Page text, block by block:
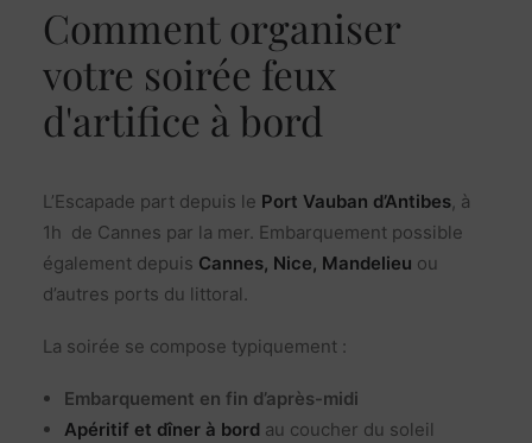
Comment organiser
votre soirée feux
d'artifice à bord
L’Escapade part depuis le Port Vauban d’Antibes, à
1h de Cannes par la mer. Embarquement possible
également depuis Cannes, Nice, Mandelieu ou
d’autres ports du littoral.
La soirée se compose typiquement :
Embarquement en fin d’après-midi
Apéritif et dîner à bord au coucher du soleil